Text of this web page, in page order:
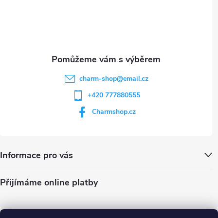
charm-shop@email.cz
+420 777880555
Charmshop.cz
Informace pro vás
Přijímáme online platby